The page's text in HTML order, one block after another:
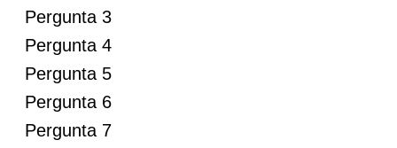
Pergunta 3
Pergunta 4
Pergunta 5
Pergunta 6
Pergunta 7